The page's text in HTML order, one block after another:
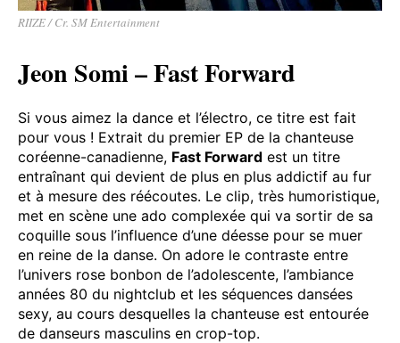
RIIZE / Cr. SM Entertainment
Jeon Somi – Fast Forward
Si vous aimez la dance et l’électro, ce titre est fait
pour vous ! Extrait du premier EP de la chanteuse
coréenne-canadienne, Fast Forward est un titre
entraînant qui devient de plus en plus addictif au fur
et à mesure des réécoutes. Le clip, très humoristique,
met en scène une ado complexée qui va sortir de sa
coquille sous l’influence d’une déesse pour se muer
en reine de la danse. On adore le contraste entre
l’univers rose bonbon de l’adolescente, l’ambiance
années 80 du nightclub et les séquences dansées
sexy, au cours desquelles la chanteuse est entourée
de danseurs masculins en crop-top.